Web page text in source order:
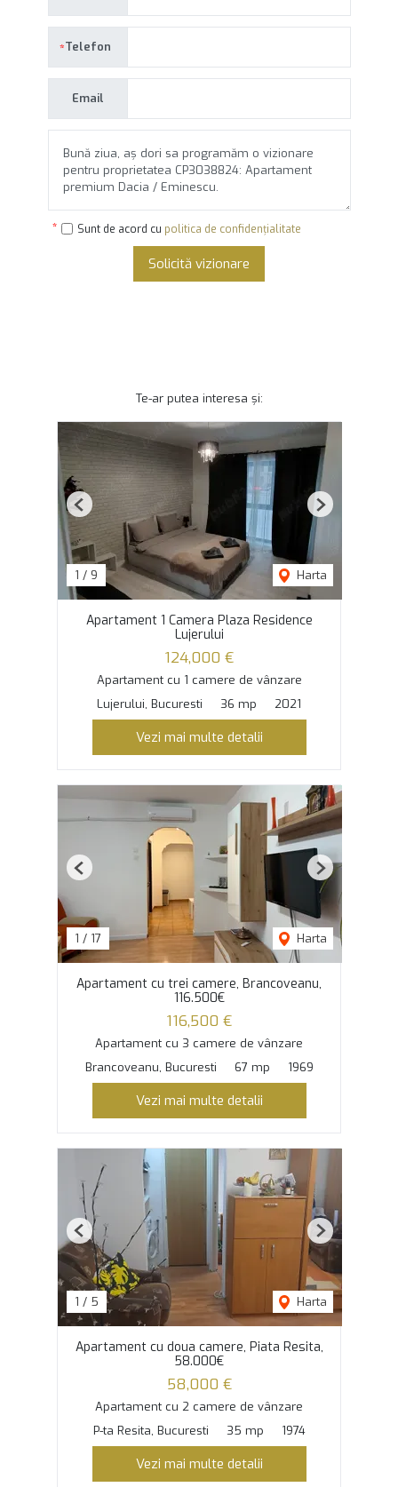
Telefon
Email
Sunt de acord cu politica de confidențialitate
Solicită vizionare
Te-ar putea interesa și:
1 / 9 Harta
Previous Next
Apartament 1 Camera Plaza Residence
Lujerului
124,000 €
Apartament cu 1 camere de vânzare
Lujerului, Bucuresti
36 mp 2021
Vezi mai multe detalii
1 / 17 Harta
Previous Next
Apartament cu trei camere, Brancoveanu,
116.500€
116,500 €
Apartament cu 3 camere de vânzare
Brancoveanu, Bucuresti
67 mp 1969
Vezi mai multe detalii
1 / 5 Harta
Previous Next
Apartament cu doua camere, Piata Resita,
58.000€
58,000 €
Apartament cu 2 camere de vânzare
P-ta Resita, Bucuresti
35 mp 1974
Vezi mai multe detalii